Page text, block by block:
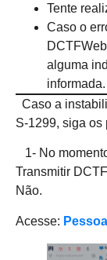
Tente
Caso o
alguma
informada.
Caso a
S-1299, siga os
1- No
Transmitir
Não.
Acesse: